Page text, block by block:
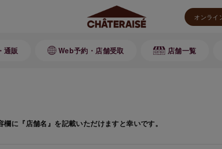
オンライ
通販 Web予約・店舗受取 店舗一覧
に『店舗名』を記載いただけますと幸いです。